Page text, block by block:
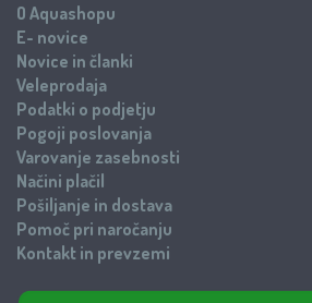
O Aquashopu
E- novice
Novice in članki
Veleprodaja
Podatki o podjetju
Pogoji poslovanja
Varovanje zasebnosti
Načini plačil
Pošiljanje in dostava
Pomoč pri naročanju
Kontakt in prevzemi